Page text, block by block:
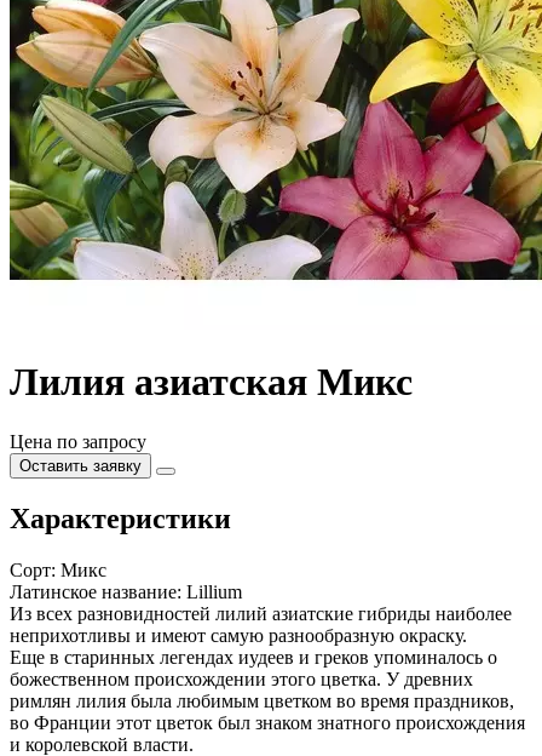
Лилия азиатская Микс
Цена по запросу
Оставить заявку
Характеристики
Сорт: Микс
Латинское название: Lillium
Из всех разновидностей лилий азиатские гибриды наиболее
неприхотливы и имеют самую разнообразную окраску.
Еще в старинных легендах иудеев и греков упоминалось о
божественном происхождении этого цветка. У древних
римлян лилия была любимым цветком во время праздников,
во Франции этот цветок был знаком знатного происхождения
и королевской власти.